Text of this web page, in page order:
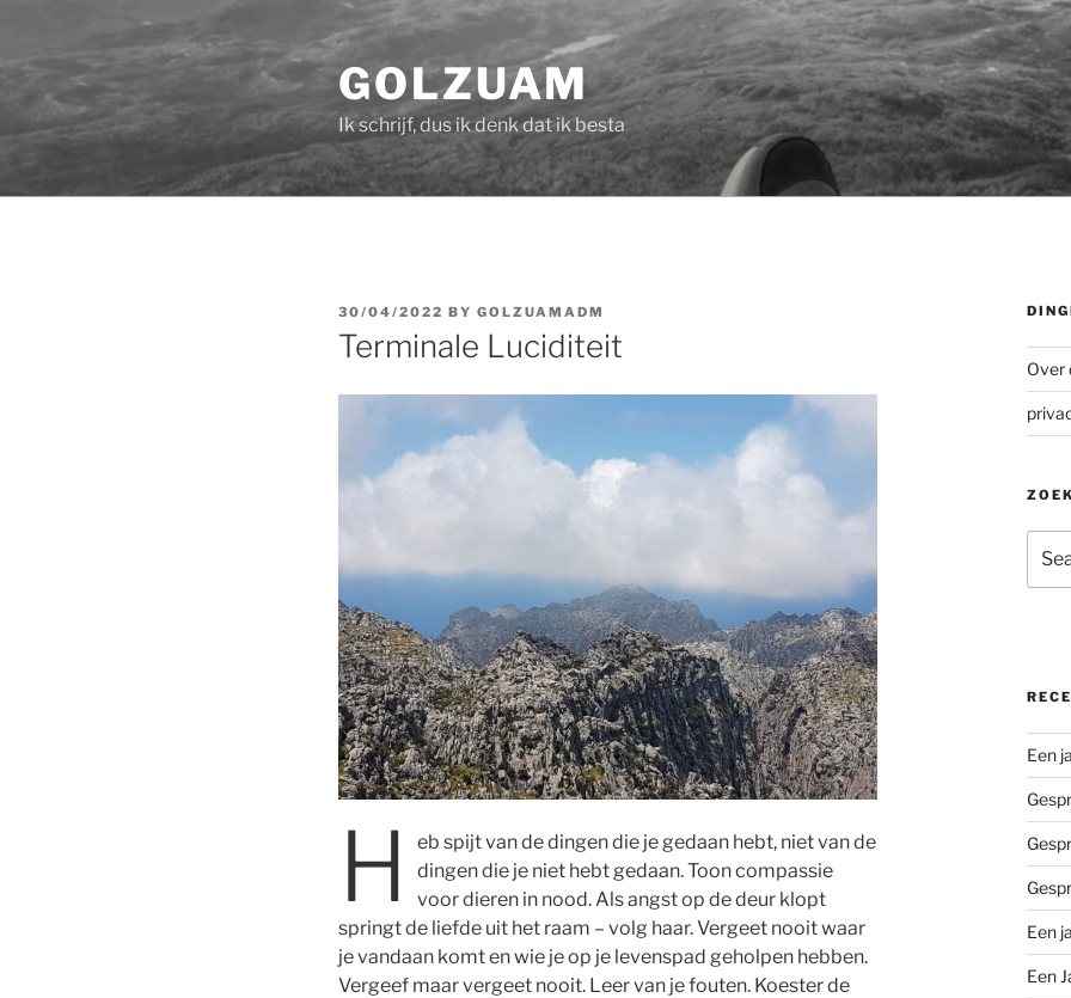
content
GOLZUAM
Ik schrijf, dus ik denk dat ik besta
POSTED
ON
30/04/2022 BYGOLZUAMADM
Terminale Luciditeit
H
eb spijt van de dingen die je gedaan hebt, niet van de
dingen die je niet hebt gedaan. Toon compassie
voor dieren in nood. Als angst op de deur klopt
springt de liefde uit het raam – volg haar. Vergeet nooit waar
je vandaan komt en wie je op je levenspad geholpen hebben.
Vergeef maar vergeet nooit. Leer van je fouten. Koester de
Over
for:
Een
Een
Een